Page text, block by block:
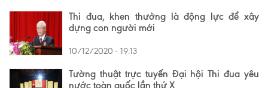
Thi đua, khen thưởng là động lực để xây
dựng con người mới
10/12/2020 - 19:13
Tường thuật trực tuyến Đại hội Thi đua yêu
nước toàn quốc lần thứ X